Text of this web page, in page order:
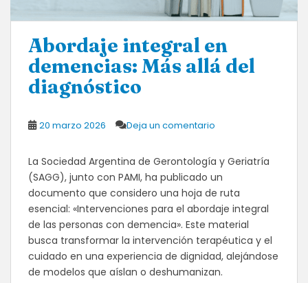
Abordaje integral en
demencias: Más allá del
diagnóstico
20 marzo 2026 Deja un comentario
La Sociedad Argentina de Gerontología y Geriatría
(SAGG), junto con PAMI, ha publicado un
documento que considero una hoja de ruta
esencial: «Intervenciones para el abordaje integral
de las personas con demencia». Este material
busca transformar la intervención terapéutica y el
cuidado en una experiencia de dignidad, alejándose
de modelos que aíslan o deshumanizan.